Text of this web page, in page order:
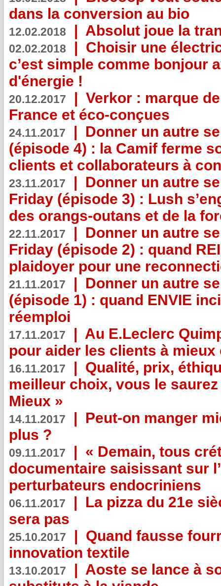
dans la conversion au bio
12.02.2018 | Absolut joue la
02.02.2018 | Choisir une
c’est simple comme bonjour
d'énergie !
20.12.2017 | Verkor : marque
France et éco-conçues
24.11.2017 | Donner un autre
(épisode 4) : la Camif ferme
clients et collaborateurs à
23.11.2017 | Donner un autre
Friday (épisode 3) : Lush
des orangs-outans et de la
22.11.2017 | Donner un autre
Friday (épisode 2) : quand
plaidoyer pour une
21.11.2017 | Donner un autre
(épisode 1) : quand ENVIE
réemploi
17.11.2017 | Au E.Leclerc
pour aider les clients à
16.11.2017 | Qualité, prix,
meilleur choix, vous le
Mieux »
14.11.2017 | Peut-on manger
plus ?
09.11.2017 | « Demain, tous
documentaire saisissant sur
perturbateurs endocriniens
06.11.2017 | La pizza du 21e
sera pas
25.10.2017 | Quand fausse
innovation textile
13.10.2017 | Aoste se lance à